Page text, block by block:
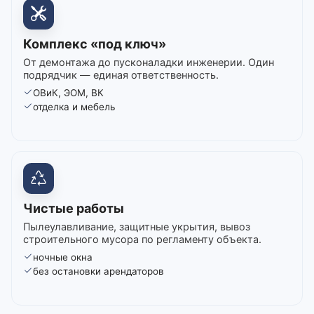
Комплекс «под ключ»
От демонтажа до пусконаладки инженерии. Один
подрядчик — единая ответственность.
ОВиК, ЭОМ, ВК
отделка и мебель
Чистые работы
Пылеулавливание, защитные укрытия, вывоз
строительного мусора по регламенту объекта.
ночные окна
без остановки арендаторов